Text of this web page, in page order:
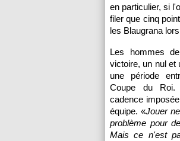
en particulier, si
filer que cinq
les Blaugrana
Les hommes
victoire, un nul et
une période
Coupe du Roi.
cadence
équipe. «Jouer
problème pour
Mais ce n'est